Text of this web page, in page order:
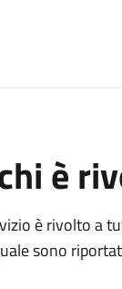
è
è rivolto a
sono